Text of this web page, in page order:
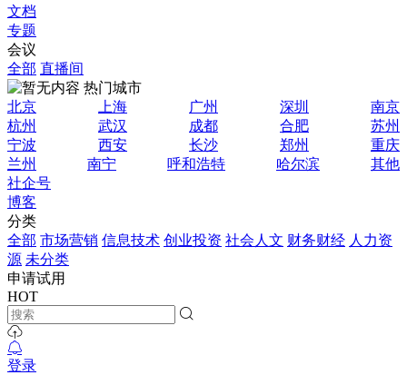
文档
专题
会议
全部 直播间
热门城市
北京
上海 广州 深圳
南京
杭州
武汉 成都 合肥
苏州
宁波
西安 长沙 郑州
重庆
兰州
南宁 呼和浩特 哈尔滨
其他
社企号
博客
分类
全部 市场营销 信息技术 创业投资 社会人文 财务财经 人力资
源 未分类
申请试用
HOT
登录